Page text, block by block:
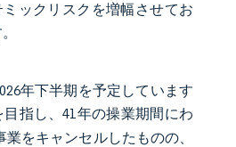
ックリスクを増幅させてお
年下半期を予定しています
指し、41年の操業期間にわ
をキャンセルしたものの、